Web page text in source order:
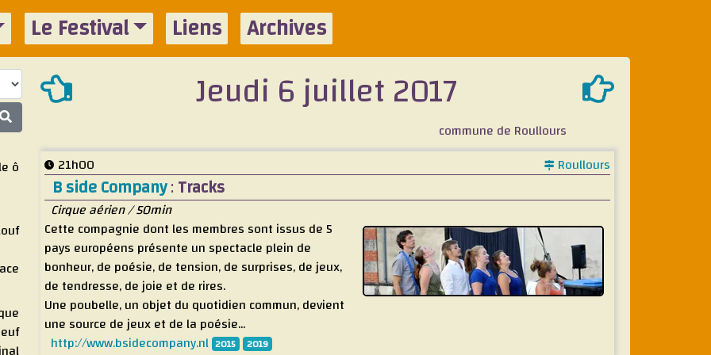
Le Festival Liens Archives
ô
Jeudi 6 juillet 2017
commune de Roullours
21h00
Roullours
B side Company:Tracks
Cirque aérien / 50min
Cette compagnie dont les membres sont issus de 5
pays européens présente un spectacle plein de
bonheur, de poésie, de tension, de surprises, de jeux,
de tendresse, de joie et de rires.
Une poubelle, un objet du quotidien commun, devient
une source de jeux et de la poésie...
http://www.bsidecompany.nl 2015 2019